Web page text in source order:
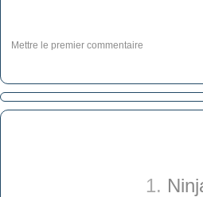
Mettre le premier commentaire
1.